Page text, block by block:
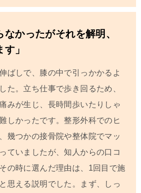
なかったがそれを解明、
」
ばしで、膝の中で引っかかる よ
た。立ち仕事で歩き回るため、
みが生じ、長時間歩いたりしゃ
しかったです。整形外科でのヒ
幾つかの接骨院や整体院でマッ
ていました が、知人からの口コ
その時に選んだ理由は、1回目で施
思える説明でした。
まず、しっ